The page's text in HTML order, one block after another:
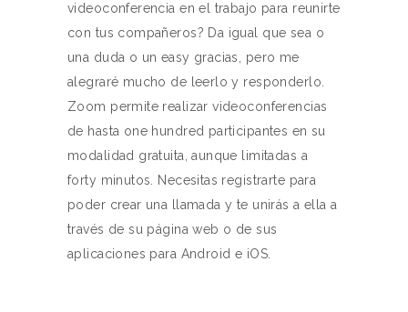
videoconferencia en el trabajo para reunirte
con tus compañeros? Da igual que sea o
una duda o un easy gracias, pero me
alegraré mucho de leerlo y responderlo.
Zoom permite realizar videoconferencias
de hasta one hundred participantes en su
modalidad gratuita, aunque limitadas a
forty minutos. Necesitas registrarte para
poder crear una llamada y te unirás a ella a
través de su página web o de sus
aplicaciones para Android e iOS.